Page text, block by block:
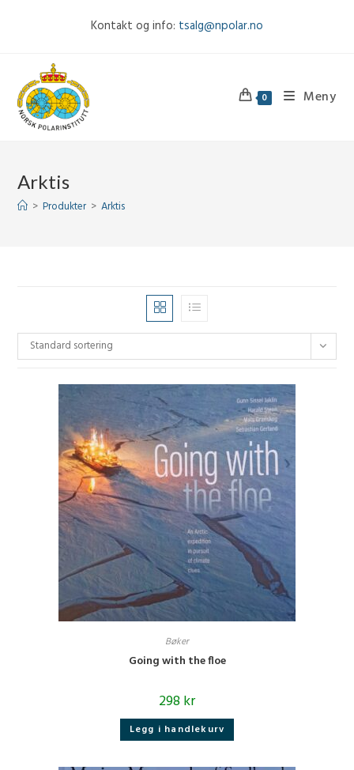
Kontakt og info: tsalg@npolar.no
0 Meny
Arktis
> Produkter > Arktis
Standard sortering
Bøker
Going with the floe
298kr
Legg i handlekurv